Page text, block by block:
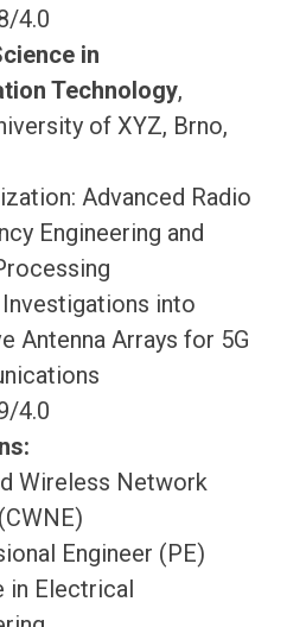
4.0
in
Technology,
of XYZ, Brno,
Advanced Radio
Engineering and
into
Antenna Arrays for 5G
4.0
Wireless Network
Engineer (PE)
in Electrical